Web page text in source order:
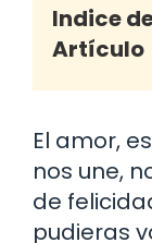
Indice
Artículo
El amor,
nos une,
de
pudieras